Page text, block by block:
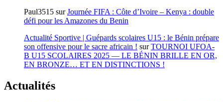
Paul3515 surJournée FIFA : Côte d’Ivoire – Kenya : double
défi pour les Amazones du Benin
Actualité Sportive | Guépards scolaires U15 : le Bénin prépare
son offensive pour le sacre africain ! surTOURNOI UFOA-
B U15 SCOLAIRES 2025 — LE BÉNIN BRILLE EN OR,
EN BRONZE… ET EN DISTINCTIONS !
Actualités